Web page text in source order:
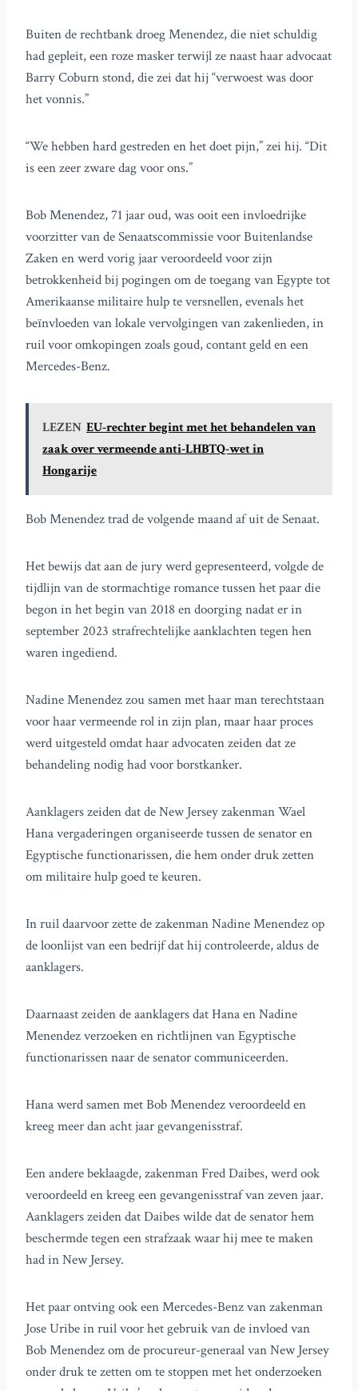
Buiten de rechtbank droeg Menendez, die niet schuldig
had gepleit, een roze masker terwijl ze naast haar advocaat
Barry Coburn stond, die zei dat hij “verwoest was door
het vonnis.”
“We hebben hard gestreden en het doet pijn,” zei hij. “Dit
is een zeer zware dag voor ons.”
Bob Menendez, 71 jaar oud, was ooit een invloedrijke
voorzitter van de Senaatscommissie voor Buitenlandse
Zaken en werd vorig jaar veroordeeld voor zijn
betrokkenheid bij pogingen om de toegang van Egypte tot
Amerikaanse militaire hulp te versnellen, evenals het
beïnvloeden van lokale vervolgingen van zakenlieden, in
ruil voor omkopingen zoals goud, contant geld en een
Mercedes-Benz.
LEZEN EU-rechter begint met het behandelen van
zaak over vermeende anti-LHBTQ-wet in
Hongarije
Bob Menendez trad de volgende maand af uit de Senaat.
Het bewijs dat aan de jury werd gepresenteerd, volgde de
tijdlijn van de stormachtige romance tussen het paar die
begon in het begin van 2018 en doorging nadat er in
september 2023 strafrechtelijke aanklachten tegen hen
waren ingediend.
Nadine Menendez zou samen met haar man terechtstaan
voor haar vermeende rol in zijn plan, maar haar proces
werd uitgesteld omdat haar advocaten zeiden dat ze
behandeling nodig had voor borstkanker.
Aanklagers zeiden dat de New Jersey zakenman Wael
Hana vergaderingen organiseerde tussen de senator en
Egyptische functionarissen, die hem onder druk zetten
om militaire hulp goed te keuren.
In ruil daarvoor zette de zakenman Nadine Menendez op
de loonlijst van een bedrijf dat hij controleerde, aldus de
aanklagers.
Daarnaast zeiden de aanklagers dat Hana en Nadine
Menendez verzoeken en richtlijnen van Egyptische
functionarissen naar de senator communiceerden.
Hana werd samen met Bob Menendez veroordeeld en
kreeg meer dan acht jaar gevangenisstraf.
Een andere beklaagde, zakenman Fred Daibes, werd ook
veroordeeld en kreeg een gevangenisstraf van zeven jaar.
Aanklagers zeiden dat Daibes wilde dat de senator hem
beschermde tegen een strafzaak waar hij mee te maken
had in New Jersey.
Het paar ontving ook een Mercedes-Benz van zakenman
Jose Uribe in ruil voor het gebruik van de invloed van
Bob Menendez om de procureur-generaal van New Jersey
onder druk te zetten om te stoppen met het onderzoeken